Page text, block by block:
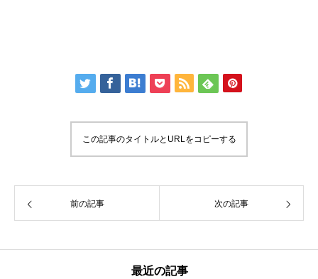
この記事のタイトルとURLをコピーする
前の記事 次の記事
最近の記事